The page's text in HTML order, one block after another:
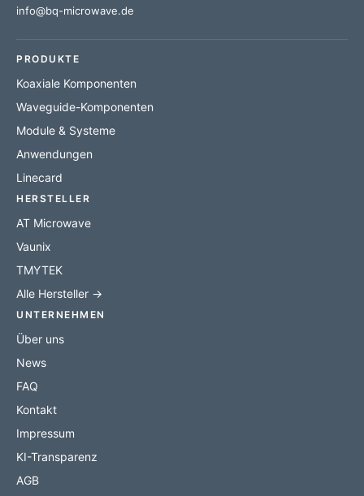
info@bq-microwave.de
PRODUKTE
Koaxiale Komponenten
Waveguide-Komponenten
Module & Systeme
Anwendungen
Linecard
HERSTELLER
AT Microwave
Vaunix
TMYTEK
Alle Hersteller →
UNTERNEHMEN
Über uns
News
FAQ
Kontakt
Impressum
KI-Transparenz
AGB